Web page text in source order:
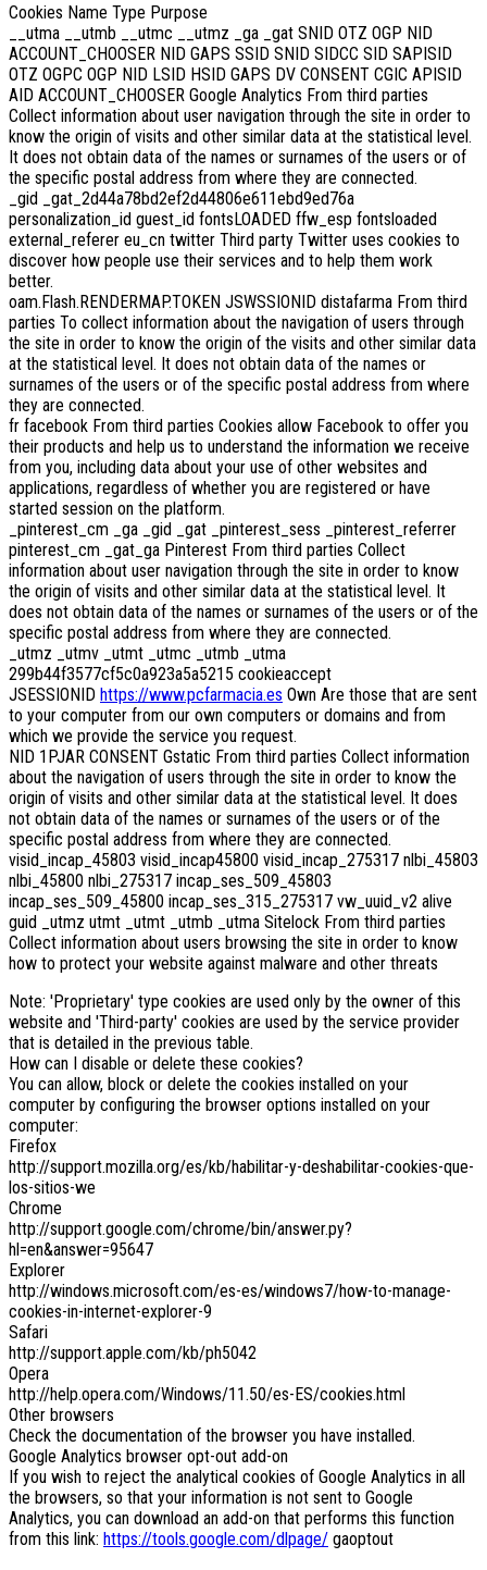
Cookies Name Type Purpose
__utma __utmb __utmc __utmz _ga _gat SNID OTZ OGP NID
ACCOUNT_CHOOSER NID GAPS SSID SNID SIDCC SID SAPISID
OTZ OGPC OGP NID LSID HSID GAPS DV CONSENT CGIC APISID
AID ACCOUNT_CHOOSER Google Analytics From third parties
Collect information about user navigation through the site in order to
know the origin of visits and other similar data at the statistical level.
It does not obtain data of the names or surnames of the users or of
the specific postal address from where they are connected.
_gid _gat_2d44a78bd2ef2d44806e611ebd9ed76a
personalization_id guest_id fontsLOADED ffw_esp fontsloaded
external_referer eu_cn twitter Third party Twitter uses cookies to
discover how people use their services and to help them work
better.
oam.Flash.RENDERMAP.TOKEN JSWSSIONID distafarma From third
parties To collect information about the navigation of users through
the site in order to know the origin of the visits and other similar data
at the statistical level. It does not obtain data of the names or
surnames of the users or of the specific postal address from where
they are connected.
fr facebook From third parties Cookies allow Facebook to offer you
their products and help us to understand the information we receive
from you, including data about your use of other websites and
applications, regardless of whether you are registered or have
started session on the platform.
_pinterest_cm _ga _gid _gat _pinterest_sess _pinterest_referrer
pinterest_cm _gat_ga Pinterest From third parties Collect
information about user navigation through the site in order to know
the origin of visits and other similar data at the statistical level. It
does not obtain data of the names or surnames of the users or of the
specific postal address from where they are connected.
_utmz _utmv _utmt _utmc _utmb _utma
299b44f3577cf5c0a923a5a5215 cookieaccept
JSESSIONID https://www.pcfarmacia.es Own Are those that are sent
to your computer from our own computers or domains and from
which we provide the service you request.
NID 1PJAR CONSENT Gstatic From third parties Collect information
about the navigation of users through the site in order to know the
origin of visits and other similar data at the statistical level. It does
not obtain data of the names or surnames of the users or of the
specific postal address from where they are connected.
visid_incap_45803 visid_incap45800 visid_incap_275317 nlbi_45803
nlbi_45800 nlbi_275317 incap_ses_509_45803
incap_ses_509_45800 incap_ses_315_275317 vw_uuid_v2 alive
guid _utmz utmt _utmt _utmb _utma Sitelock From third parties
Collect information about users browsing the site in order to know
how to protect your website against malware and other threats
Note: 'Proprietary' type cookies are used only by the owner of this
website and 'Third-party' cookies are used by the service provider
that is detailed in the previous table.
How can I disable or delete these cookies?
You can allow, block or delete the cookies installed on your
computer by configuring the browser options installed on your
computer:
Firefox
http://support.mozilla.org/es/kb/habilitar-y-deshabilitar-cookies-que-
los-sitios-we
Chrome
http://support.google.com/chrome/bin/answer.py?
hl=en&answer=95647
Explorer
http://windows.microsoft.com/es-es/windows7/how-to-manage-
cookies-in-internet-explorer-9
Safari
http://support.apple.com/kb/ph5042
Opera
http://help.opera.com/Windows/11.50/es-ES/cookies.html
Other browsers
Check the documentation of the browser you have installed.
Google Analytics browser opt-out add-on
If you wish to reject the analytical cookies of Google Analytics in all
the browsers, so that your information is not sent to Google
Analytics, you can download an add-on that performs this function
from this link: https://tools.google.com/dlpage/ gaoptout